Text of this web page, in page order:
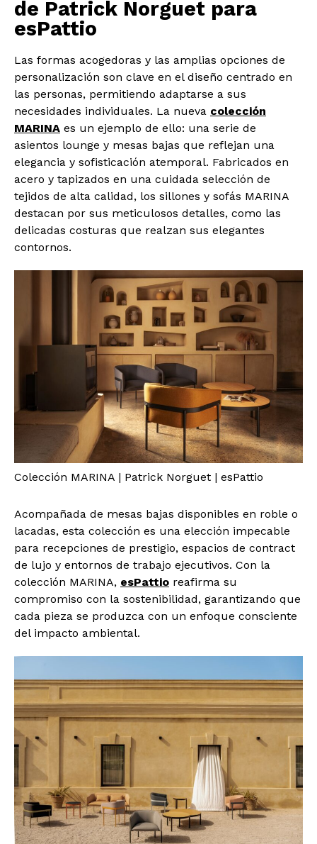
de Patrick Norguet para
esPattio
Las formas acogedoras y las amplias opciones de
personalización son clave en el diseño centrado en
las personas, permitiendo adaptarse a sus
necesidades individuales. La nueva colección
MARINA es un ejemplo de ello: una serie de
asientos lounge y mesas bajas que reflejan una
elegancia y sofisticación atemporal. Fabricados en
acero y tapizados en una cuidada selección de
tejidos de alta calidad, los sillones y sofás MARINA
destacan por sus meticulosos detalles, como las
delicadas costuras que realzan sus elegantes
contornos.
Colección MARINA | Patrick Norguet | esPattio
Acompañada de mesas bajas disponibles en roble o
lacadas, esta colección es una elección impecable
para recepciones de prestigio, espacios de contract
de lujo y entornos de trabajo ejecutivos. Con la
colección MARINA, esPattio reafirma su
compromiso con la sostenibilidad, garantizando que
cada pieza se produzca con un enfoque consciente
del impacto ambiental.